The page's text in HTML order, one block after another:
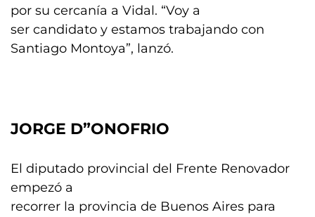
por su cercanía a Vidal. “Voy a
ser candidato y estamos trabajando con
Santiago Montoya”, lanzó.
JORGE D”ONOFRIO
El diputado provincial del Frente Renovador
empezó a
recorrer la provincia de Buenos Aires para